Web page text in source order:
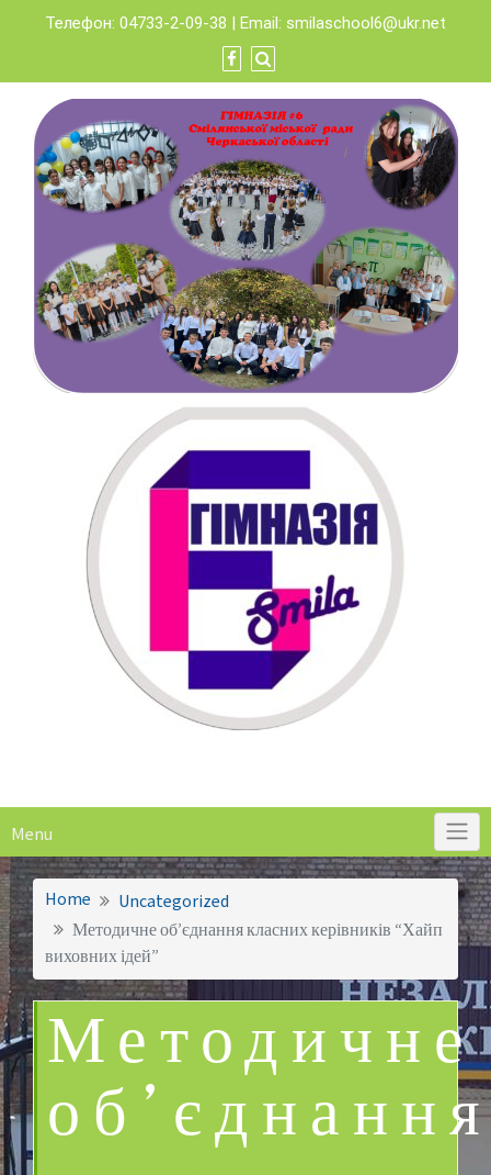
content
Телефон: 04733-2-09-38 | Email: smilaschool6@ukr.net
Menu
Home
Uncategorized
Методичне об’єднання класних керівників “Хайп
виховних ідей”
Методичне